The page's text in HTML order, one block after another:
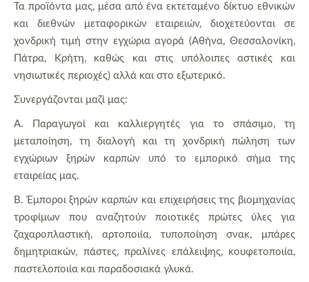
Τα προϊόντα μας, μέσα από ένα εκτεταμένο δίκτυο εθνικών
και διεθνών μεταφορικών εταιρειών, διοχετεύονται σε
χονδρική τιμή στην εγχώρια αγορά (Αθήνα, Θεσσαλονίκη,
Πάτρα, Κρήτη, καθώς και στις υπόλοιπες αστικές και
νησιωτικές περιοχές) αλλά και στο εξωτερικό.
Συνεργάζονται μαζί μας:
Α. Παραγωγοί και καλλιεργητές για το σπάσιμο, τη
μεταποίηση, τη διαλογή και τη χονδρική πώληση των
εγχώριων ξηρών καρπών υπό το εμπορικό σήμα της
εταιρείας μας.
Β. Έμποροι ξηρών καρπών και επιχειρήσεις της βιομηχανίας
τροφίμων που αναζητούν ποιοτικές πρώτες ύλες για
ζαχαροπλαστική, αρτοποιία, τυποποίηση σνακ, μπάρες
δημητριακών, πάστες, πραλίνες επάλειψης, κουφετοποιία,
παστελοποιία και παραδοσιακά γλυκά.